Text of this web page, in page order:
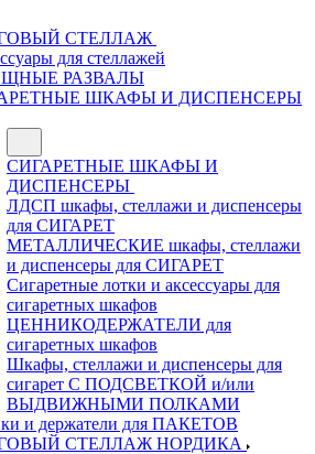
СТЕЛЛАЖ
для стеллажей
РАЗВАЛЫ
ШКАФЫ И ДИСПЕНСЕРЫ
СИГАРЕТНЫЕ ШКАФЫ И
ДИСПЕНСЕРЫ
ЛДСП шкафы, стеллажи и диспенсеры
для СИГАРЕТ
МЕТАЛЛИЧЕСКИЕ шкафы, стеллажи
и диспенсеры для СИГАРЕТ
Сигаретные лотки и аксессуары для
сигаретных шкафов
ЦЕННИКОДЕРЖАТЕЛИ для
сигаретных шкафов
Шкафы, стеллажи и диспенсеры для
сигарет С ПОДСВЕТКОЙ и/или
ВЫДВИЖНЫМИ ПОЛКАМИ
и держатели для ПАКЕТОВ
СТЕЛЛАЖ НОРДИКА